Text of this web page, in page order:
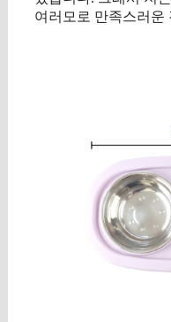
여러모로 만족스러운